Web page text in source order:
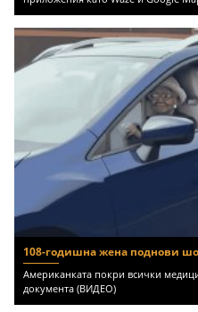
108-годишна жена поднови
Американката покри всички
документа (ВИДЕО)